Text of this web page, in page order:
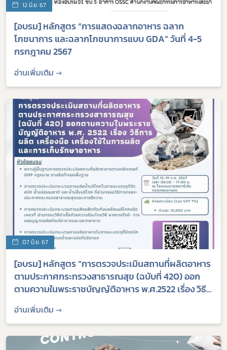
12 มิ.ย. 67
[อบรม] หลักสูตร “การแสดงฉลากอาหาร ฉลาก
โภชนาการ และฉลากโภชนาการแบบ GDA” วันที่ 4-5
กรกฎาคม 2567
อ่านเพิ่มเติม →
07 มิ.ย. 67
[อบรม] หลักสูตร “การตรวจประเมินสถานที่ผลิตอาหาร
ตามประกาศกระทรวงสาธารณสุข (ฉบับที่ 420) ออก
ตามความในพระราชบัญญัติอาหาร พ.ศ.2522 เรื่อง วิธี
การผลิต เครื่องมือ เครื่องใช้ในการผลิต และการเก็บ
รักษาอาหาร” วันที่ 15 - 19 กรกฎาคม 2567
อ่านเพิ่มเติม →